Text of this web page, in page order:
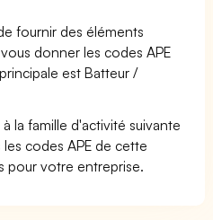
fournir des éléments
donner les codes APE
est Batteur /
la famille d'activité suivante
codes APE de cette
pour votre entreprise.